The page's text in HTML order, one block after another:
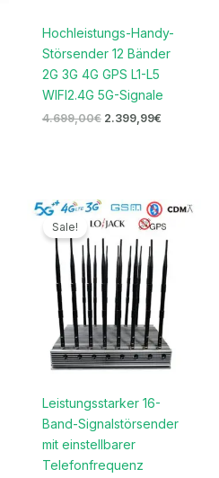
Hochleistungs-Handy-
Störsender 12 Bänder
2G 3G 4G GPS L1-L5
WIFI2.4G 5G-Signale
4.699,00€ 2.399,99€
Sale!
Leistungsstarker 16-
Band-Signalstörsender
mit einstellbarer
Telefonfrequenz
Ursprünglicher
Preis
2.099,00€
Aktueller
Preis
ist: